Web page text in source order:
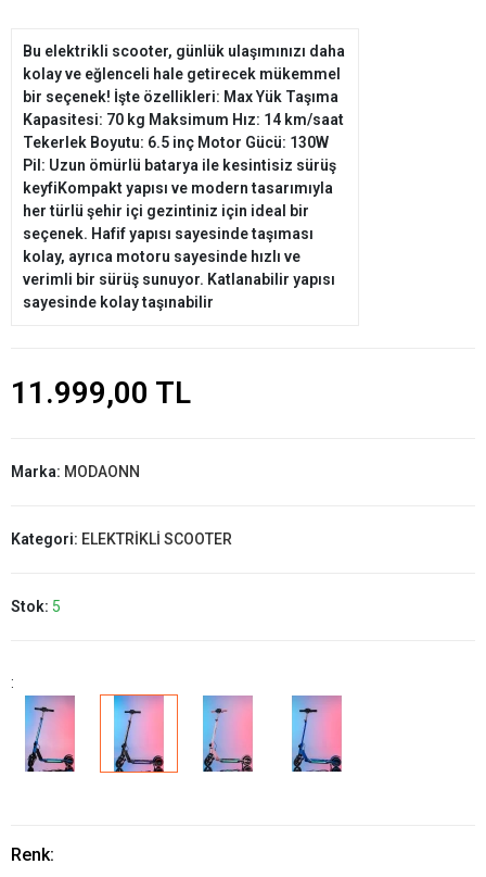
Bu elektrikli scooter, günlük ulaşımınızı daha
kolay ve eğlenceli hale getirecek mükemmel
bir seçenek! İşte özellikleri: Max Yük Taşıma
Kapasitesi: 70 kg Maksimum Hız: 14 km/saat
Tekerlek Boyutu: 6.5 inç Motor Gücü: 130W
Pil: Uzun ömürlü batarya ile kesintisiz sürüş
keyfiKompakt yapısı ve modern tasarımıyla
her türlü şehir içi gezintiniz için ideal bir
seçenek. Hafif yapısı sayesinde taşıması
kolay, ayrıca motoru sayesinde hızlı ve
verimli bir sürüş sunuyor. Katlanabilir yapısı
sayesinde kolay taşınabilir
11.999,00 TL
Marka: MODAONN
Kategori: ELEKTRİKLİ SCOOTER
Stok: 5
:
Renk: